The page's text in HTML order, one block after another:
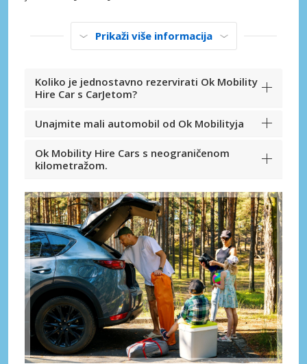
Prikaži više informacija
Koliko je jednostavno rezervirati Ok Mobility
Hire Car s CarJetom?
Unajmite mali automobil od Ok Mobilityja
Ok Mobility Hire Cars s neograničenom
kilometražom.